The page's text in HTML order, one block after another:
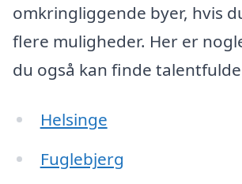
omkringliggende byer, hvis
flere muligheder. Her er
du også kan finde
Helsinge
Fuglebjerg